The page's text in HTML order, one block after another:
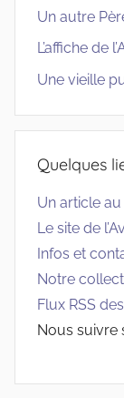
Un autre
L’affiche de
Une vieille
Quelques
Un article
Le site de
Infos et
Notre
Flux RSS
Nous suivre